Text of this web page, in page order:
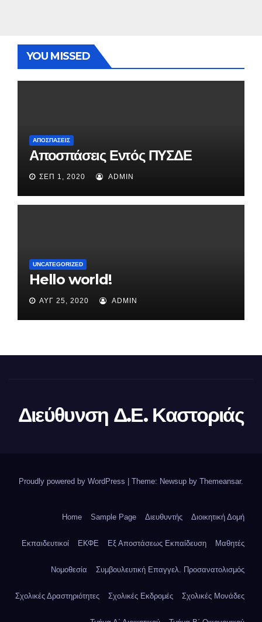
YOU MISSED
ΑΠΟΣΠΆΣΕΙΣ
Αποσπάσεις Εντός ΠΥΣΔΕ
ΣΕΠ 1, 2020 ADMIN
UNCATEGORIZED
Hello world!
ΑΥΓ 25, 2020 ADMIN
Διεύθυνση Δ.Ε. Καστοριάς
Proudly powered by WordPress Theme: Newsup by Themeansar.
Home Sample Page Διευθυντής Διοικητική Δομή
Εκπαιδευτικοί ΕΚΦΕ Εξ Αποστάσεως Εκπαίδευση Μαθητές
Νομοθεσία Συμβουλευτική Επαγγελ. Προσανατολισμός
Σχολικές Δραστηριότητες Σχολικές Εκδρομές Σχολικές Μονάδες